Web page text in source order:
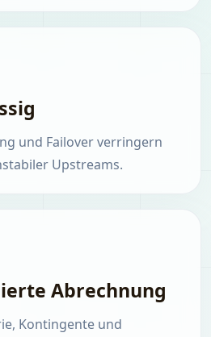
und Failover verringern
Upstreams.
Abrechnung
Kontingente und